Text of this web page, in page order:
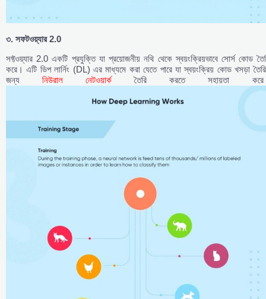
৩. সফটওয়্যার 2.0
সফ্টওয়্যার 2.0 একটি প্রযুক্তি যা প্রয়োজনীয় নথি থেকে স্বয়ংক্রিয়ভাবে সোর্স কোড
করে। এটি ডিপ লার্নিং (DL) এর মাধ্যমে করা যেতে পারে যা স্বয়ংক্রিয় কোড খসড়া
জন্যনিউরাল নেটওয়ার্কতৈরি করতে সহায়তা